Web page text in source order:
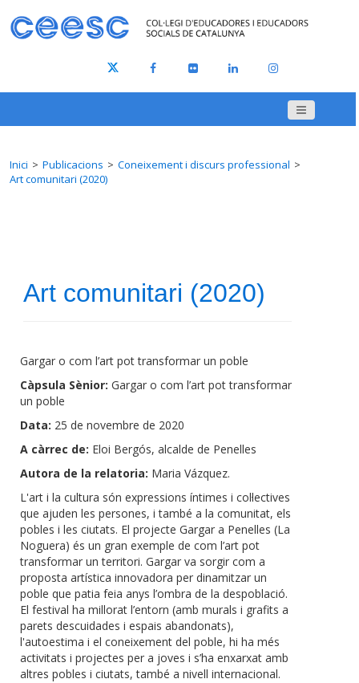
Inici Publicacions
Coneixement i discurs professional
Art comunitari (2020)
Art comunitari (2020)
Gargar o com l’art pot transformar un poble
Càpsula Sènior: Gargar o com l’art pot transformar
un poble
Data: 25 de novembre de 2020
A càrrec de: Eloi Bergós, alcalde de Penelles
Autora de la relatoria: Maria Vázquez.
L'art i la cultura són expressions íntimes i col·lectives
que ajuden les persones, i també a la comunitat, els
pobles i les ciutats. El projecte Gargar a Penelles (La
Noguera) és un gran exemple de com l’art pot
transformar un territori. Gargar va sorgir com a
proposta artística innovadora per dinamitzar un
poble que patia feia anys l’ombra de la despoblació.
El festival ha millorat l’entorn (amb murals i grafits a
parets descuidades i espais abandonats),
l'autoestima i el coneixement del poble, hi ha més
activitats i projectes per a joves i s’ha enxarxat amb
altres pobles i ciutats, també a nivell internacional.